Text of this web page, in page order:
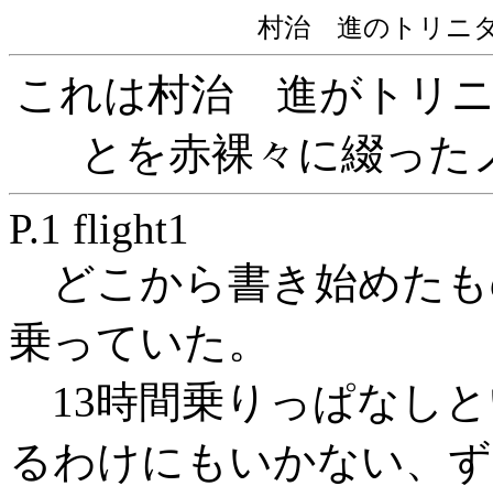
村治 進のトリニ
これは村治 進がトリ
とを赤裸々に綴っ
P.1 flight1
どこから書き始めた
乗っていた。
13時間乗りっぱなし
るわけにもいかない、